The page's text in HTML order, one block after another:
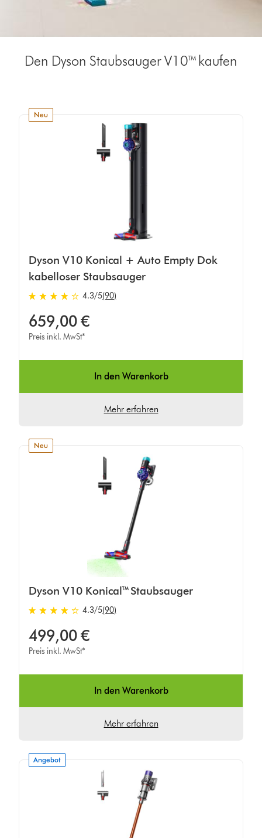
Den Dyson Staubsauger V10™ kaufen
neu
Dyson V10 Konical + Auto Empty Dok
kabelloser Staubsauger
4.3 von 5 Sternen in 90 Bewertungen
4.3/5(90)
659,00 €
Preis inkl. MwSt*
In den Warenkorb
Mehr erfahren
neu
Dyson V10 Konical™ Staubsauger
4.3 von 5 Sternen in 90 Bewertungen
4.3/5(90)
499,00 €
Preis inkl. MwSt*
In den Warenkorb
Mehr erfahren
Angebot